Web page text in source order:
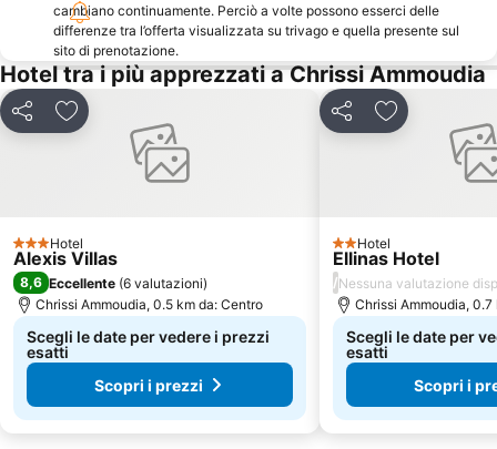
cambiano continuamente. Perciò a volte possono esserci delle
differenze tra l’offerta visualizzata su trivago e quella presente sul
sito di prenotazione.
Hotel tra i più apprezzati a Chrissi Ammoudia
CondividiAggiungi ai preferiti
3 StelleHotel
Alexis Villas
8,6 Eccellente (6 valutazioni)
Chrissi Ammoudia, 0.5 km da: Centro
Scegli le date per vedere i prezzi
esatti
Scopri i prezzi
CondividiAggiungi ai
2 Stelle
Hotel
Ellinas Hotel
/Nessuna valutazione
Chrissi Ammoudia,
Scegli le date per
esatti
Scopri i